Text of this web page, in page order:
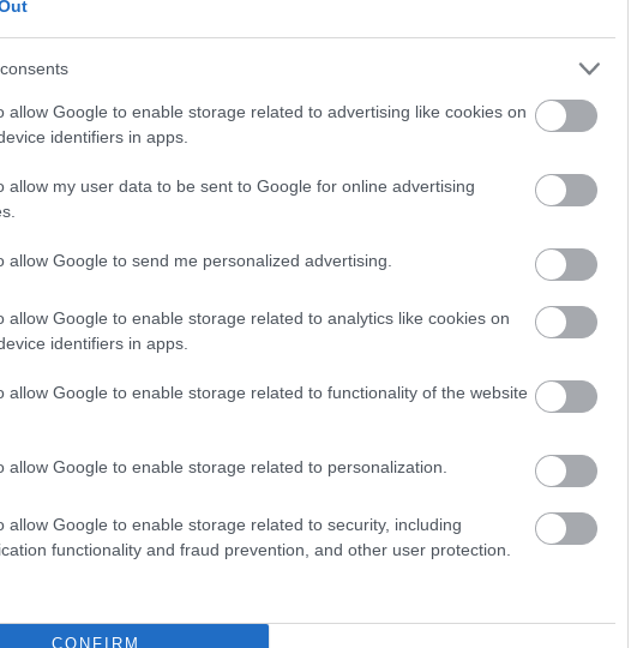
allow Google to enable storage related to advertising like cookies on
identifiers in apps.
allow my user data to be sent to Google for online advertising
allow Google to send me personalized advertising.
allow Google to enable storage related to analytics like cookies on
identifiers in apps.
allow Google to enable storage related to functionality of the website
allow Google to enable storage related to personalization.
allow Google to enable storage related to security, including
functionality and fraud prevention, and other user protection.
CONFIRM
hoztak poharat és itthon vettük észre,hogy másnak a számláját fizettük ki.
jo! :D